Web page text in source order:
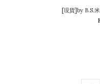
[現貨]by B.S.